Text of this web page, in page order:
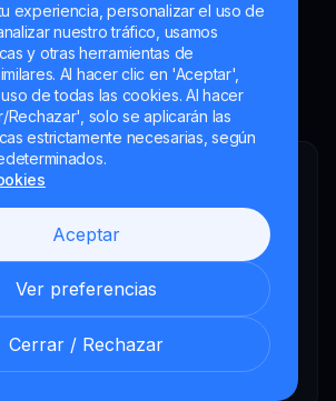
experiencia, personalizar el uso de
nuestro tráfico, usamos
y otras herramientas de
Al hacer clic en 'Aceptar',
de todas las cookies. Al hacer
Rechazar', solo se aplicarán las
estrictamente necesarias, según
Aceptar
Ver preferencias
Cerrar / Rechazar
está regulado en
y Argentina.
SA
financiero registrado
Italy S.R.L.
as a VASP with the OAM
SA
como VASP en el Banco de España
SA Sucursal en Argentina.